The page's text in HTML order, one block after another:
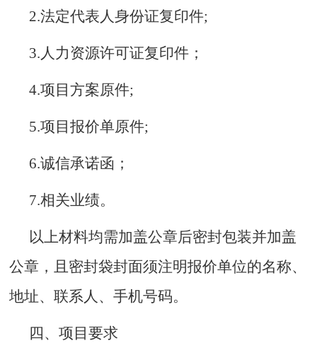
2.法定代表人身份证复印件;
3.人力资源许可证复印件；
4.项目方案原件;
5.项目报价单原件;
6.诚信承诺函；
7.相关业绩。
以上材料均需加盖公章后密封包装并加盖
公章，且密封袋封面须注明报价单位的名称、
地址、联系人、手机号码。
四、项目要求